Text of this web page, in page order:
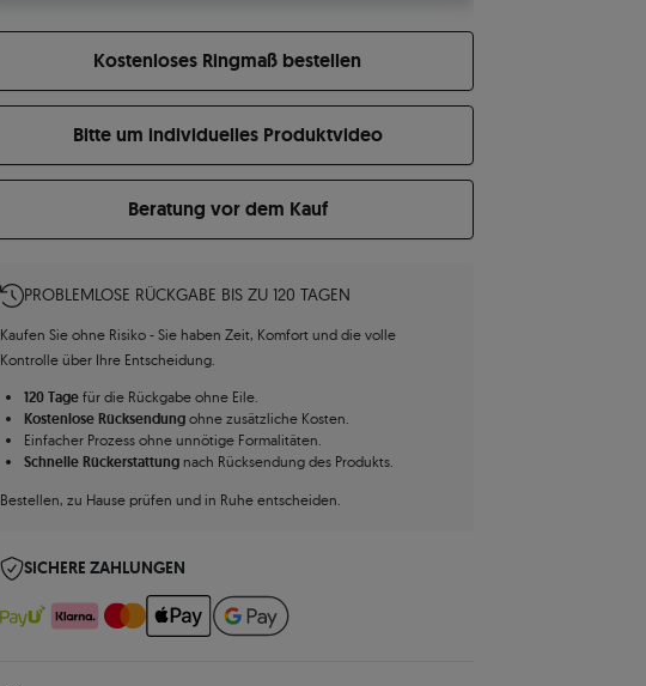
Kostenloses Ringmaß bestellen
Bitte um individuelles Produktvideo
Beratung vor dem Kauf
PROBLEMLOSE RÜCKGABE BIS ZU 120 TAGEN
Kaufen Sie ohne Risiko - Sie haben Zeit, Komfort und die volle
Kontrolle über Ihre Entscheidung.
120 Tage für die Rückgabe ohne Eile.
Kostenlose Rücksendung ohne zusätzliche Kosten.
Einfacher Prozess ohne unnötige Formalitäten.
Schnelle Rückerstattung nach Rücksendung des Produkts.
Bestellen, zu Hause prüfen und in Ruhe entscheiden.
SICHERE ZAHLUNGEN